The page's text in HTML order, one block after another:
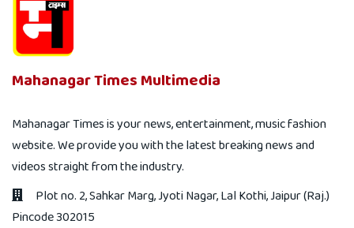
Mahanagar Times Multimedia
Mahanagar Times is your news, entertainment, music fashion
website. We provide you with the latest breaking news and
videos straight from the industry.
Plot no. 2, Sahkar Marg, Jyoti Nagar, Lal Kothi, Jaipur (Raj.)
Pincode 302015